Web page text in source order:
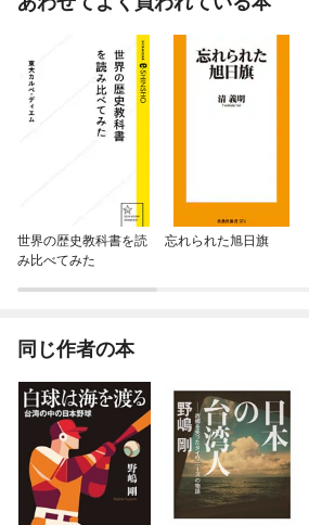
世界の歴史教科書を読
み比べてみた
忘れられた旭日旗
同じ作者の本